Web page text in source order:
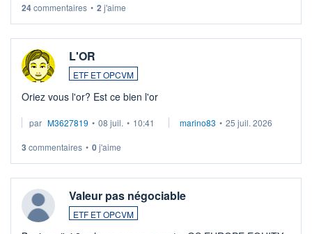
24commentaires • 2 j'aime
L'OR
ETF ET OPCVM
Oriez vous l'or? Est ce bien l'or
par M3627819 • 08 juil. • 10:41 marino83 • 25 juil. 2026
3 commentaires • 0j'aime
Valeur pas négociable
ETF ET OPCVM